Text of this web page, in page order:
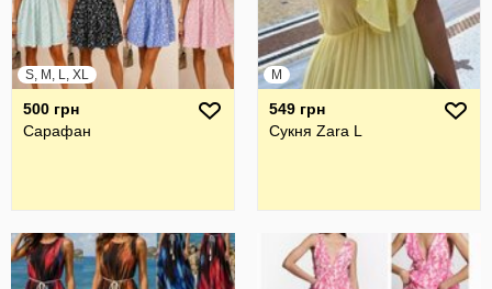
S, M, L, XL
500 грн
Сарафан
M
549 грн
Сукня Zara L